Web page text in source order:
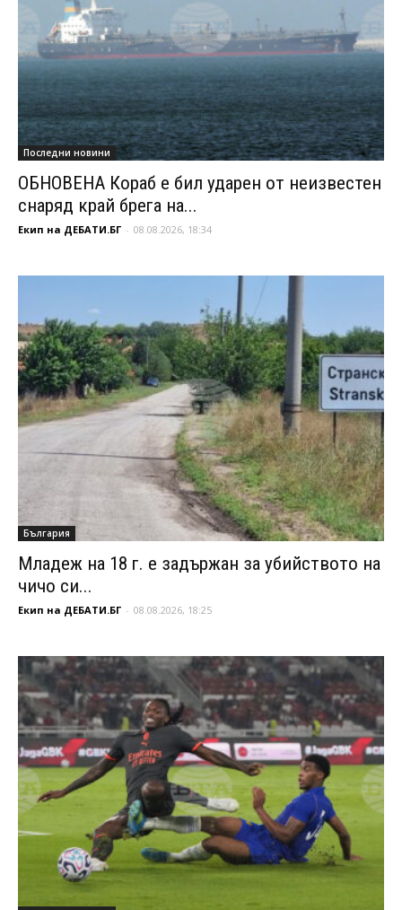
Последни новини
ОБНОВЕНА Кораб е бил ударен от неизвестен
снаряд край брега на...
Екип на ДЕБАТИ.БГ - 08.08.2026, 18:34
България
Младеж на 18 г. е задържан за убийството на
чичо си...
Екип на ДЕБАТИ.БГ - 08.08.2026, 18:25